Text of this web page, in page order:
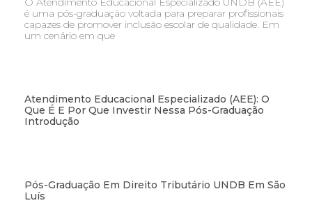
é uma pós-graduação voltada para preparar profissionais
capazes de promover inclusão escolar de qualidade. Em
um cenário em que
Atendimento Educacional Especializado (AEE): O
Que É E Por Que Investir Nessa Pós-Graduação
Introdução
Pós-Graduação Em Direito Tributário UNDB Em São
Luís